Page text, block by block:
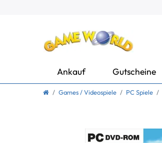
Ankauf Gutscheine
Games / Videospiele PC Spiele